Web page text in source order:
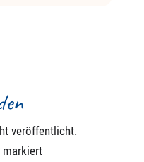
veröffentlicht.
markiert